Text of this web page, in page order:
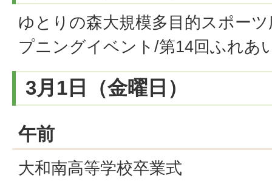
ゆとりの森大規模多目的スポー
プニングイベント/第14回ふれあ
3月1日（金曜日）
午前
大和南高等学校卒業式